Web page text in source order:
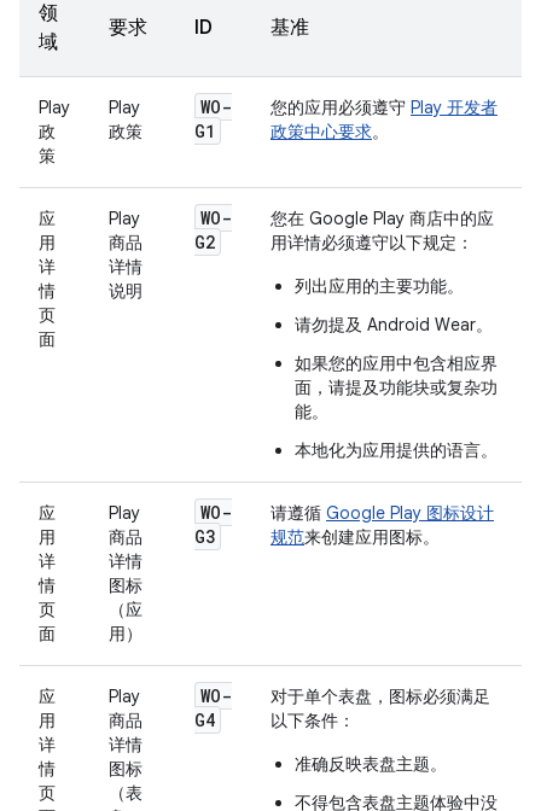
领
域
要求 ID 基准
Play
政
策
Play
政策
WO-
G1
您的应用必须遵守 Play 开发者
政策中心要求。
应
用
详
情
页
面
Play
商品
详情
说明
WO-
G2
您在 Google Play 商店中的应
用详情必须遵守以下规定：
列出应用的主要功能。
请勿提及 Android Wear。
如果您的应用中包含相应界
面，请提及功能块或复杂功
能。
本地化为应用提供的语言。
应
用
详
情
页
面
Play
商品
详情
图标
（应
用）
WO-
G3
请遵循 Google Play 图标设计
规范来创建应用图标。
应
用
详
情
页
Play
商品
详情
图标
（表
WO-
G4
对于单个表盘，图标必须满足
以下条件：
准确反映表盘主题。
不得包含表盘主题体验中没